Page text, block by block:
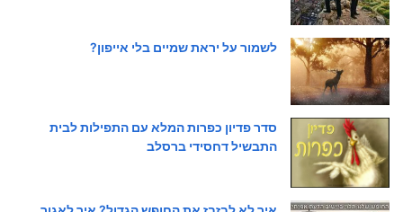
לשמור על יראת שמיים בלי אייפון?
סדר פדיון כפרות המלא עם התפילות לבית
התבשיל דחסידי ברסלב